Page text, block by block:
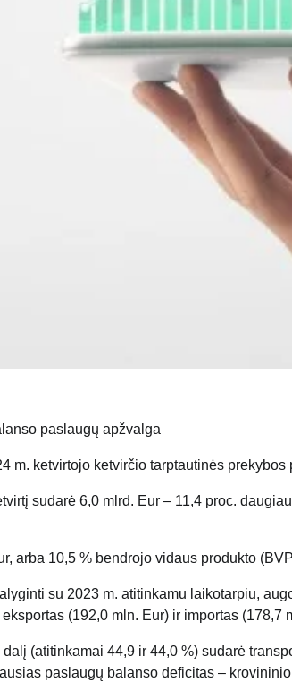
paslaugų apžvalga
m. ketvirtojo ketvirčio tarptautinės
sudarė 6,0 mlrd. Eur – 11,4 proc.
arba 10,5 % bendrojo vidaus produkto
su 2023 m. atitinkamu laikotarpiu,
(192,0 mln. Eur) ir importas (178,7
(atitinkamai 44,9 ir 44,0 %) sudarė
paslaugų balanso deficitas –